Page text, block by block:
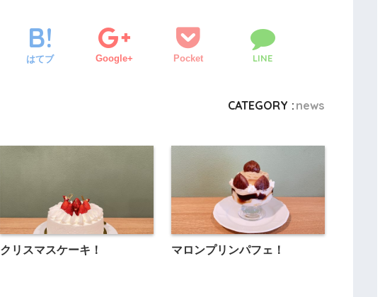
はてブ Google+ Pocket LINE
CATEGORY : news
クリスマスケーキ！ マロンプリンパフェ！